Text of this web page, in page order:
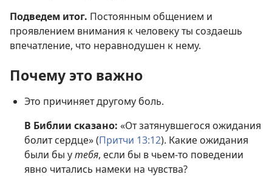
Подведем итог. Постоянным общением и
проявлением внимания к человеку ты создаешь
впечатление, что неравнодушен к нему.
Почему это важно
Это причиняет другому боль.
В Библии сказано: «От затянувшегося ожидания
болит сердце» (Притчи 13:12). Какие ожидания
были бы утебя, если бы в чьем-то поведении
явно читались намеки на чувства?